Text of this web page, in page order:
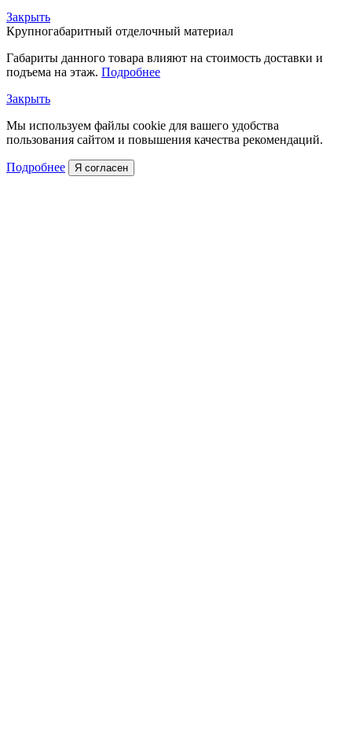
Закрыть
Крупногабаритный отделочный материал
Габариты данного товара влияют на стоимость доставки и
подъема на этаж. Подробнее
Закрыть
Мы используем файлы cookie для вашего удобства
пользования сайтом и повышения качества рекомендаций.
Подробнее Я согласен